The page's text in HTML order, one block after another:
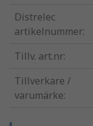
Distrelec
artikelnummer:
Tillv. art.nr:
Tillverkare /
varumärke: